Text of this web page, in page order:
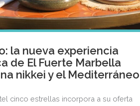
la nueva experiencia
de El Fuerte Marbella
nikkei y el Mediterráneo
cinco estrellas incorpora a su oferta